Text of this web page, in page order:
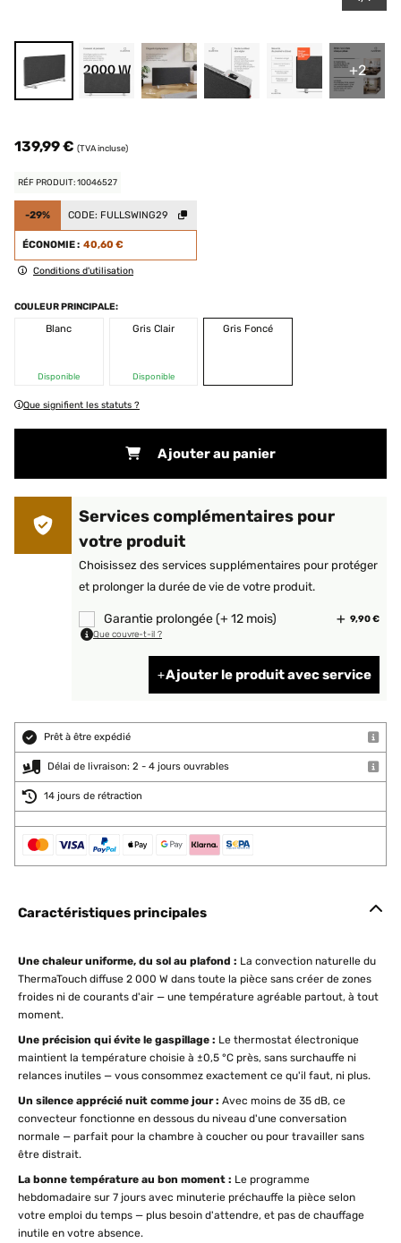
+2
139,99 € (TVA incluse)
RÉF PRODUIT: 10046527
-29% CODE: FULLSWING29
ÉCONOMIE : 40,60 €
Conditions d'utilisation
COULEUR PRINCIPALE:
Blanc
Disponible
Gris Clair
Disponible
Gris Foncé
Que signifient les statuts ?
Ajouter au panier
Services complémentaires pour
votre produit
Choisissez des services supplémentaires pour protéger
et prolonger la durée de vie de votre produit.
Garantie prolongée (+ 12 mois) 9,90 €
Que couvre-t-il ?
Ajouter le produit avec service
Prêt à être expédié
Délai de livraison: 2 - 4 jours ouvrables
14 jours de rétraction
Caractéristiques principales
Une chaleur uniforme, du sol au plafond : La convection naturelle du
ThermaTouch diffuse 2 000 W dans toute la pièce sans créer de zones
froides ni de courants d'air — une température agréable partout, à tout
moment.
Une précision qui évite le gaspillage : Le thermostat électronique
maintient la température choisie à ±0,5 °C près, sans surchauffe ni
relances inutiles — vous consommez exactement ce qu'il faut, ni plus.
Un silence apprécié nuit comme jour : Avec moins de 35 dB, ce
convecteur fonctionne en dessous du niveau d'une conversation
normale — parfait pour la chambre à coucher ou pour travailler sans
être distrait.
La bonne température au bon moment : Le programme
hebdomadaire sur 7 jours avec minuterie préchauffe la pièce selon
votre emploi du temps — plus besoin d'attendre, et pas de chauffage
inutile en votre absence.